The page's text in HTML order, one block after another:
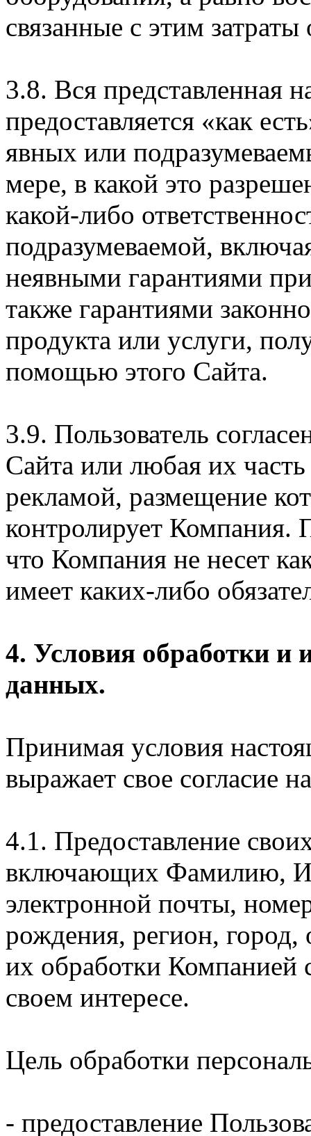
связанные с этим
3.8. Вся представленная
предоставляется «как
явных или
мере, в какой это
какой-либо
подразумеваемой,
неявными гарантиями
также гарантиями
продукта или услуги,
помощью этого Сайта.
3.9. Пользователь
Сайта или любая их
рекламой, размещение
контролирует Компания.
что Компания не несет
имеет каких-либо
4. Условия обработки и
данных.
Принимая условия
выражает свое согласие
4.1. Предоставление
включающих Фамилию,
электронной почты,
рождения, регион,
их обработки Компанией
своем интересе.
Цель обработки
- предоставление